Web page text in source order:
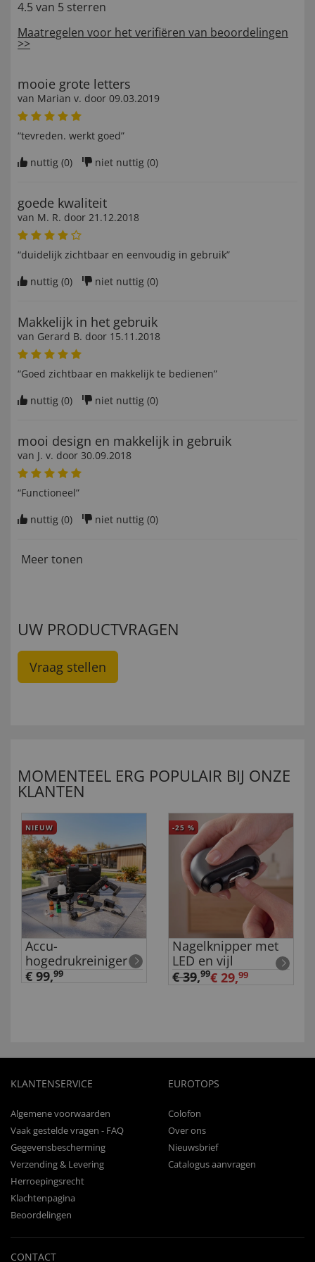
4.5 van 5 sterren
Maatregelen voor het verifiëren van beoordelingen
>>
mooie grote letters
van Marian v. door 09.03.2019
“tevreden. werkt goed”
nuttig (0) niet nuttig (0)
goede kwaliteit
van M. R. door 21.12.2018
“duidelijk zichtbaar en eenvoudig in gebruik”
nuttig (0) niet nuttig (0)
Makkelijk in het gebruik
van Gerard B. door 15.11.2018
“Goed zichtbaar en makkelijk te bedienen”
nuttig (0) niet nuttig (0)
mooi design en makkelijk in gebruik
van J. v. door 30.09.2018
“Functioneel”
nuttig (0) niet nuttig (0)
Meer tonen
UW PRODUCTVRAGEN
Vraag stellen
MOMENTEEL ERG POPULAIR BIJ ONZE
KLANTEN
NIEUW
Accu-
hogedrukreiniger
€ 99,99
-25 %
Nagelknipper met
LED en vijl
€ 39,99€ 29,99
KLANTENSERVICE
Algemene voorwaarden
Vaak gestelde vragen - FAQ
Gegevensbescherming
Verzending & Levering
Herroepingsrecht
Klachtenpagina
Beoordelingen
EUROTOPS
Colofon
Over ons
Nieuwsbrief
Catalogus aanvragen
CONTACT